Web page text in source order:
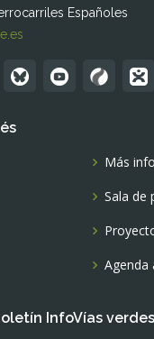
Españoles
Más
Sala de
Agenda
InfoVías verdes